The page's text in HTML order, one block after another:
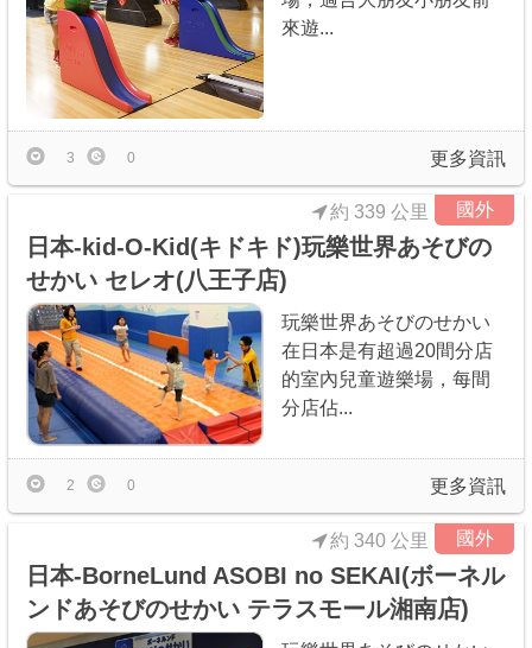
來遊...
更多資訊
3 0
國外
日本-kid-O-Kid(キドキド)玩樂世界あそびの
せかい セレオ(八王子店)
約 339 公里
玩樂世界あそびのせかい
在日本是有超過20間分店
的室內兒童遊樂場，每間
分店佔...
更多資訊
2 0
國外
日本-BorneLund ASOBI no SEKAI(ボーネル
ンドあそびのせかい テラスモール湘南店)
約 340 公里